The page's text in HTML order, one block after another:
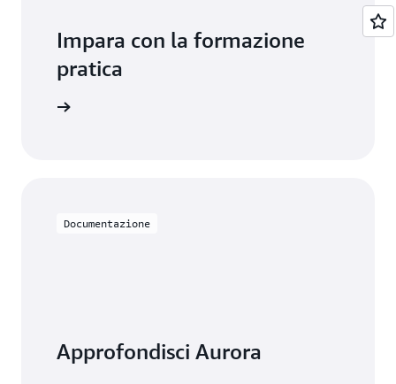
Impara con la formazione
pratica
Documentazione
Approfondisci Aurora